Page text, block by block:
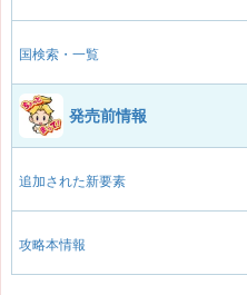
国検索・一覧
発売前情報
追加された新要素
攻略本情報